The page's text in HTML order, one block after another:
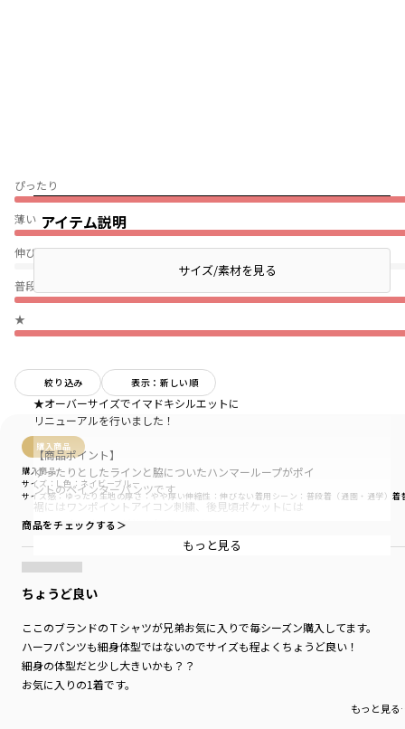
ぴったり
薄い
伸びない
普段着（通園・通学）
★
絞り込み 表示：新しい順
購入商品
購入商品
サイズ感：ゆったり 生地の厚さ ：やや厚い伸縮性 ：伸びない 着用シーン ：普段着（通園・通学）着
サイズ：L色：ネイビーブルー
商品をチェックする＞
ちょうど良い
ここのブランドのＴシャツが兄弟お気に入りで毎シーズン購入してます。
ハーフパンツも細身体型ではないのでサイズも程よくちょうど良い！
細身の体型だと少し大きいかも？？
お気に入りの1着です。
もっと見
アイテム説明
サイズ/素材を見る
★オーバーサイズでイマドキシルエットに
リニューアルを行いました！
【商品ポイント】
ゆったりとしたラインと脇についたハンマーループがポイ
ントのペインターパンツです
裾にはワンポイントアイコン刺繍、後見頃ポケットには
オリジナルネームが施されています
程よいハリ感と厚みがあり、穿けば穿くほど体に
なじむ綿100％デニムと柔らかで程よい厚みのある
【NAUTICA/ノーティカ】
1983年、ニューヨークにて設立された、アメリカ発の
ライフスタイルブランド。「NAUTICA」とはラテン語
で"船"を意味する。アメリカの伝統的なマリンスタイル
もっと見る